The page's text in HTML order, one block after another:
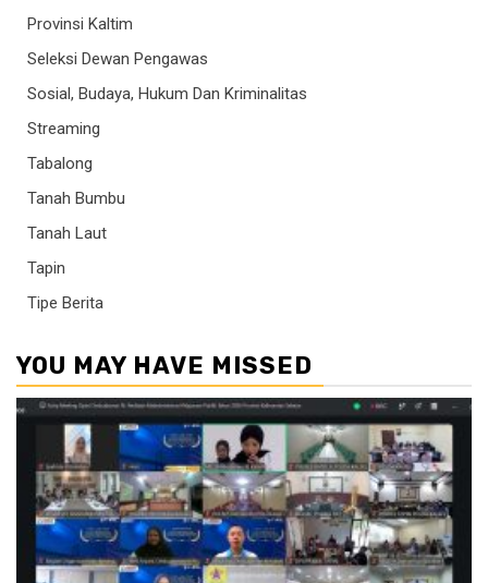
Provinsi Kaltim
Seleksi Dewan Pengawas
Sosial, Budaya, Hukum Dan Kriminalitas
Streaming
Tabalong
Tanah Bumbu
Tanah Laut
Tapin
Tipe Berita
YOU MAY HAVE MISSED